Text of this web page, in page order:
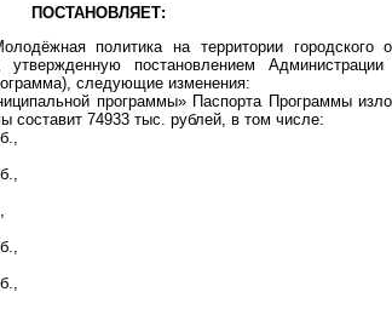
ПОСТАНОВЛЯЕТ:
политика на территории городского
постановлением Администрации
следующие изменения:
программы» Паспорта Программы
74933 тыс. рублей, в том числе: